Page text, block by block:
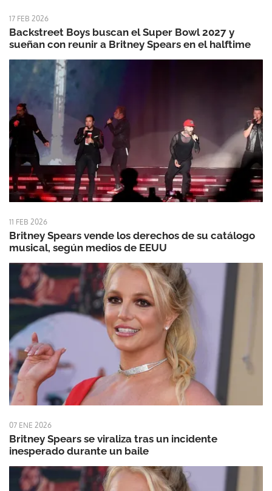
17 FEB 2026
Backstreet Boys buscan el Super Bowl 2027 y
sueñan con reunir a Britney Spears en el halftime
11 FEB 2026
Britney Spears vende los derechos de su catálogo
musical, según medios de EEUU
07 ENE 2026
Britney Spears se viraliza tras un incidente
inesperado durante un baile